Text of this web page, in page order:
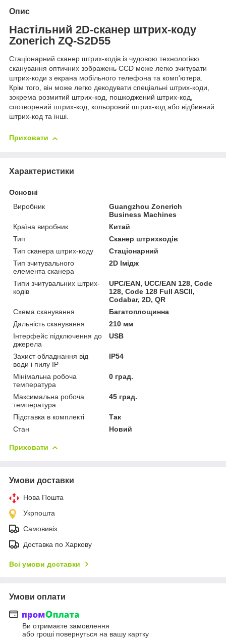
Опис
Настільний 2D-сканер штрих-коду
Zonerich ZQ-S2D55
Стаціонарний сканер штрих-кодів із чудовою технологією
сканування оптичних зображень CCD може легко зчитувати
штрих-коди з екрана мобільного телефона та комп'ютера.
Крім того, він може легко декодувати спеціальні штрих-коди,
зокрема розмитий штрих-код, пошкоджений штрих-код,
спотворений штрих-код, кольоровий штрих-код або відбивний
штрих-код та інші.
Приховати
Характеристики
Основні
Виробник
Guangzhou Zonerich
Business Machines
Країна виробник
Китай
Тип
Сканер штрихкодів
Тип сканера штрих-коду
Стаціонарний
Тип зчитувального
елемента сканера
2D Імідж
Типи зчитувальних штрих-
кодів
UPC/EAN, UCC/EAN 128, Code
128, Code 128 Full ASCII,
Codabar, 2D, QR
Схема сканування
Багатоплощинна
Дальність сканування
210 мм
Інтерфейс підключення до
джерела
USB
Захист обладнання від
води і пилу IP
IP54
Мінімальна робоча
температура
0 град.
Максимальна робоча
температура
45 град.
Підставка в комплекті
Так
Стан
Новий
Приховати
Умови доставки
Нова Пошта
Укрпошта
Самовивіз
Доставка по Харкову
Всі умови доставки
Умови оплати
Ви отримаєте замовлення
або гроші повернуться на вашу картку